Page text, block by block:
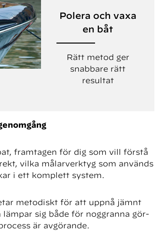
Polera och vaxa
en båt
Rätt metod ger
snabbare rätt
resultat
framtagen för dig som vill förstå
vilka målarverktyg som används
i ett komplett system.
metodiskt för att uppnå jämnt
sig både för noggranna gör-
är avgörande.